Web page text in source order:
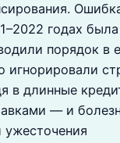
годах
порядок в
игнорировали
в длинные
— и
ужесточения